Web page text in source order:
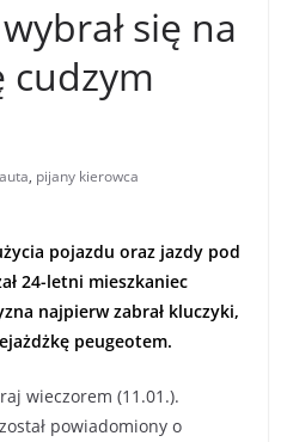
się na
cudzym
, pijany kierowca
pojazdu oraz jazdy pod
24-letni mieszkaniec
najpierw zabrał kluczyki,
peugeotem.
wieczorem (11.01.).
powiadomiony o